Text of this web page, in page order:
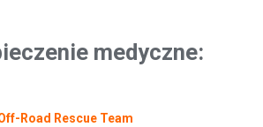
medyczne:
Road Rescue Team